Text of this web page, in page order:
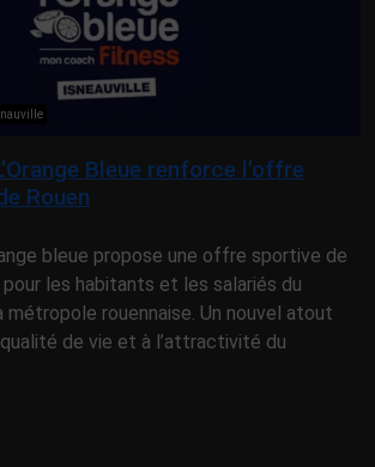
Bleue renforce l’offre
Rouen
bleue propose une offre sportive de
les habitants et les salariés du
métropole rouennaise. Un nouvel atout
de vie et à l’attractivité du